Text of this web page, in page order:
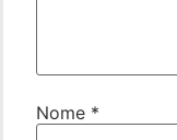
Nome *